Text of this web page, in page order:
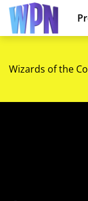
Wizards of the